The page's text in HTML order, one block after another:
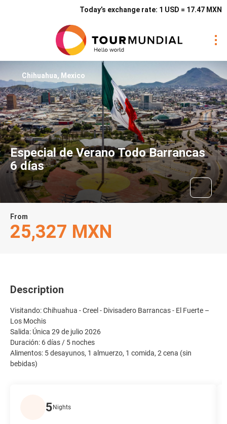
Today’s exchange rate: 1 USD = 17.47 MXN
Especial de Verano Todo Barrancas
6 días
Chihuahua, Mexico
From
25,327 MXN
Description
Visitando: Chihuahua - Creel - Divisadero Barrancas - El Fuerte –
Los Mochis
Salida: Única 29 de julio 2026
Duración: 6 días / 5 noches
Alimentos: 5 desayunos, 1 almuerzo, 1 comida, 2 cena (sin
bebidas)
5 Nights